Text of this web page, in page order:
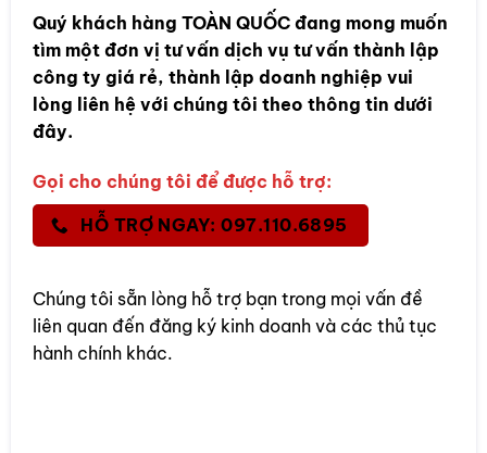
Quý khách hàng TOÀN QUỐCđang mong muốn
tìm một đơn vị tư vấn dịch vụ tư vấn thành lập
công ty giá rẻ, thành lập doanh nghiệp vui
lòng liên hệ với chúng tôi theo thông tin dưới
đây.
Gọi cho chúng tôi để được hỗ trợ:
HỖ TRỢ NGAY: 097.110.6895
Chúng tôi sẵn lòng hỗ trợ bạn trong mọi vấn đề
liên quan đến đăng ký kinh doanh và các thủ tục
hành chính khác.